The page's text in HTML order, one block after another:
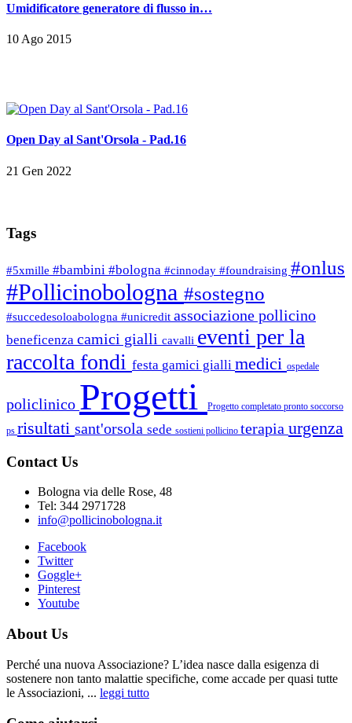
Umidificatore generatore di flusso in…
10 Ago 2015
Open Day al Sant'Orsola - Pad.16
21 Gen 2022
Tags
#5xmille #bambini #bologna #cinnoday #foundraising #onlus
#Pollicinobologna #sostegno
#succedesoloabologna #unicredit associazione pollicino
beneficenza camici gialli cavalli eventi per la
raccolta fondi festa gamici gialli medici ospedale
policlinico Progetti Progetto completato pronto soccorso
ps risultati sant'orsola sede sostieni pollicino terapia urgenza
Contact Us
Bologna via delle Rose, 48
Tel: 344 2971728
info@pollicinobologna.it
Facebook
Twitter
Goggle+
Pinterest
Youtube
About Us
Perché una nuova Associazione? L’idea nasce dalla esigenza di
sostenere non tanto malattie specifiche, come accade per quasi tutte
le Associazioni, ... leggi tutto